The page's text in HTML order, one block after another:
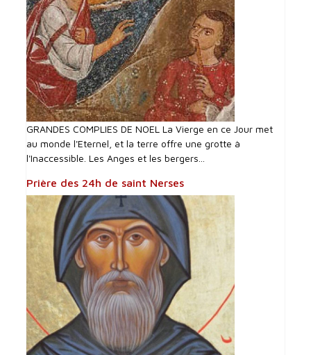
GRANDES COMPLIES DE NOEL La Vierge en ce Jour met
au monde l'Eternel, et la terre offre une grotte à
l'Inaccessible. Les Anges et les bergers...
Prière des 24h de saint Nerses